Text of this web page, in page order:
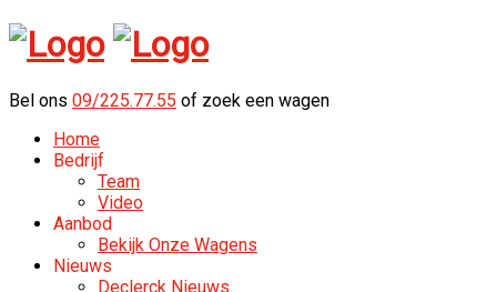
Bel ons 09/225.77.55 of zoek een wagen
Home
Bedrijf
Team
Video
Aanbod
Bekijk Onze Wagens
Nieuws
Declerck Nieuws